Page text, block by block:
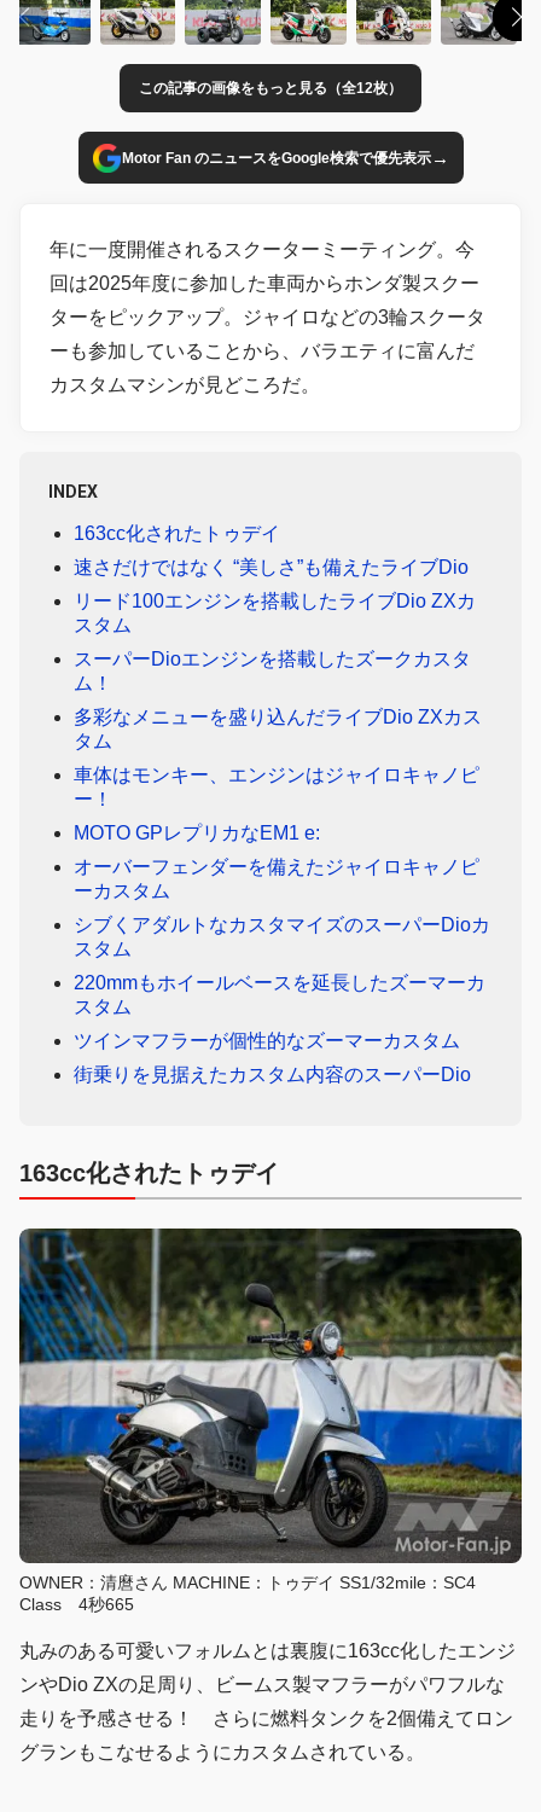
この記事の画像をもっと見る（全12枚）
Motor Fan のニュースをGoogle検索で優先表示→
年に一度開催されるスクーターミーティング。今
回は2025年度に参加した車両からホンダ製スクー
ターをピックアップ。ジャイロなどの3輪スクータ
ーも参加していることから、バラエティに富んだ
カスタムマシンが見どころだ。
INDEX
163cc化されたトゥデイ
速さだけではなく “美しさ”も備えたライブDio
リード100エンジンを搭載したライブDio ZXカ
スタム
スーパーDioエンジンを搭載したズークカスタ
ム！
多彩なメニューを盛り込んだライブDio ZXカス
タム
車体はモンキー、エンジンはジャイロキャノピ
ー！
MOTO GPレプリカなEM1 e:
オーバーフェンダーを備えたジャイロキャノピ
ーカスタム
シブくアダルトなカスタマイズのスーパーDioカ
スタム
220mmもホイールベースを延長したズーマーカ
スタム
ツインマフラーが個性的なズーマーカスタム
街乗りを見据えたカスタム内容のスーパーDio
163cc化されたトゥデイ
OWNER：清麿さん MACHINE：トゥデイ SS1/32mile：SC4
Class 4秒665
丸みのある可愛いフォルムとは裏腹に163cc化したエンジ
ンやDio ZXの足周り、ビームス製マフラーがパワフルな
走りを予感させる！ さらに燃料タンクを2個備えてロン
グランもこなせるようにカスタムされている。